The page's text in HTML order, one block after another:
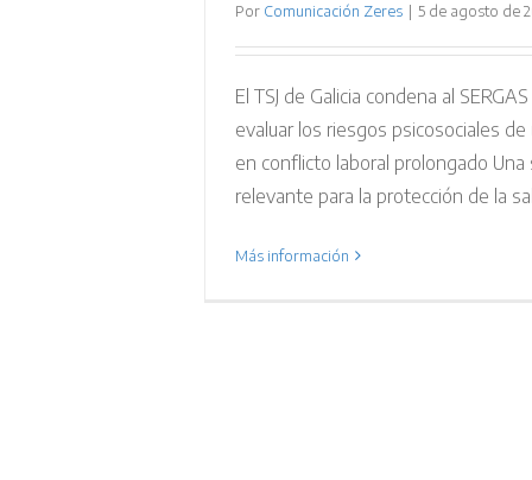
Por Comunicación Zeres | 5 de agosto de
El TSJ de Galicia condena al
evaluar los riesgos psicosociales
en conflicto laboral prolongado Una
relevante para la protección de la
Más información